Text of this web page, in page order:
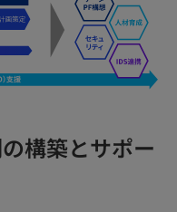
構築とサポー